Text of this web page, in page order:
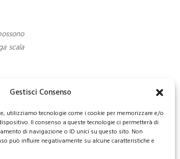
Gestisci Consenso
utilizziamo tecnologie come i cookie per memorizzare e/o
Il consenso a queste tecnologie ci permetterà di
di navigazione o ID unici su questo sito. Non
può influire negativamente su alcune caratteristiche e
scala
in